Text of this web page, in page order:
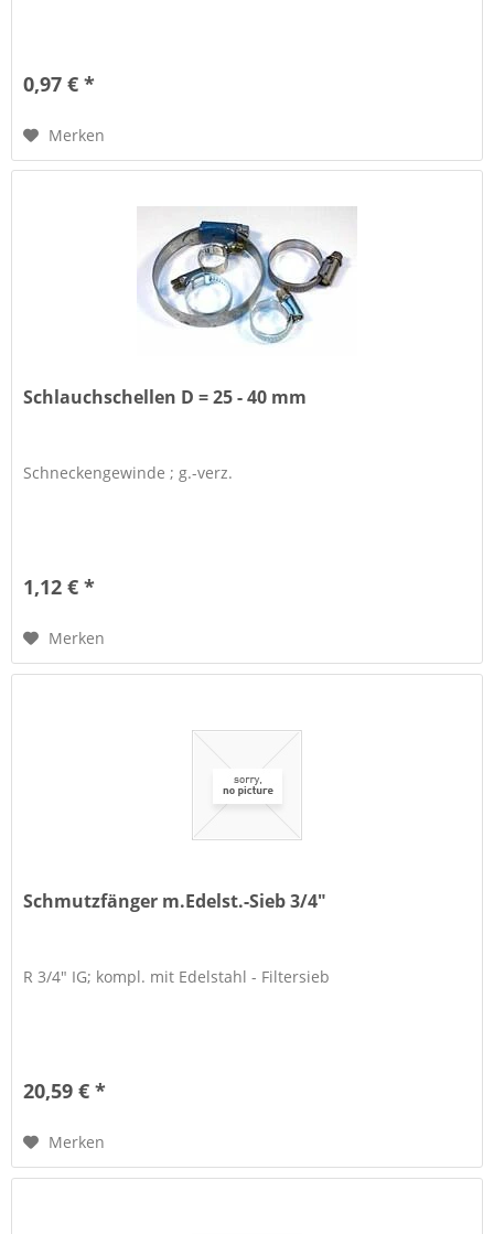
0,97 € *
Merken
Schlauchschellen D = 25 - 40 mm
Schneckengewinde ; g.-verz.
1,12 € *
Merken
Schmutzfänger m.Edelst.-Sieb 3/4"
R 3/4" IG; kompl. mit Edelstahl - Filtersieb
20,59 € *
Merken